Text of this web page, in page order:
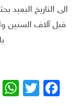
الى التاريخ
قبل آلاف السنين